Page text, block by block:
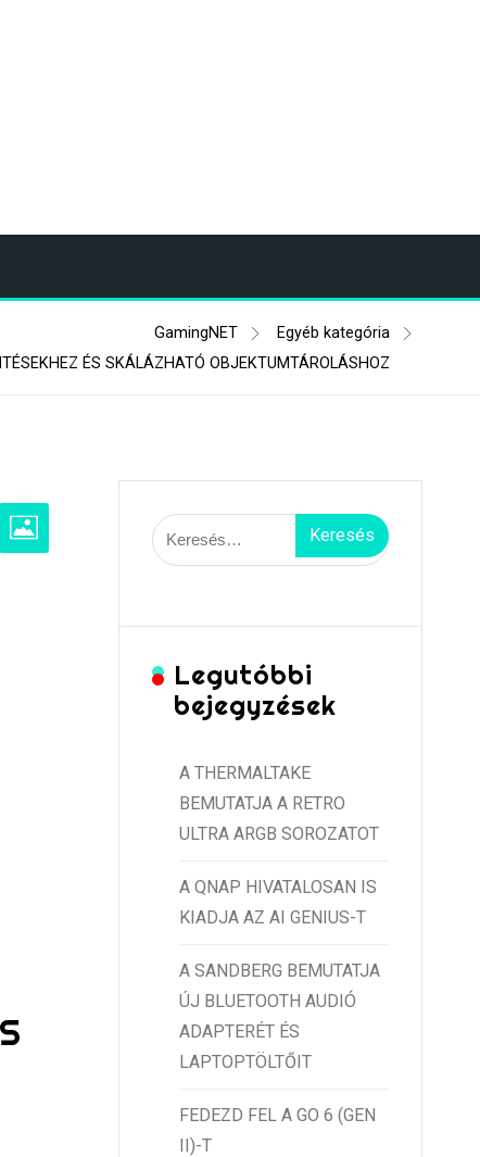
GamingNET
Egyéb kategória
ÉS SKÁLÁZHATÓ OBJEKTUMTÁROLÁSHOZ
Keresés:
Legutóbbi
bejegyzések
A THERMALTAKE
BEMUTATJA A RETRO
ULTRA ARGB SOROZATOT
A QNAP HIVATALOSAN IS
KIADJA AZ AI GENIUS-T
A SANDBERG BEMUTATJA
ÚJ BLUETOOTH AUDIÓ
ADAPTERÉT ÉS
LAPTOPTÖLTŐIT
FEDEZD FEL A GO 6 (GEN
II)-T